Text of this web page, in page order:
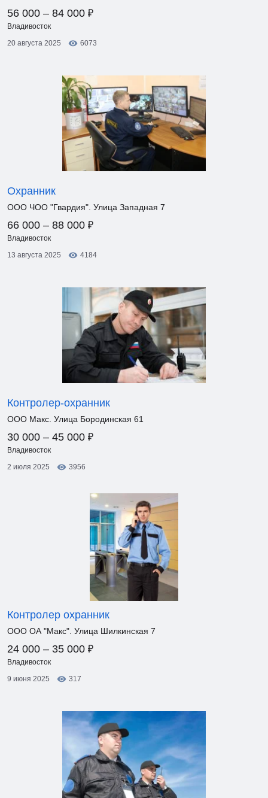
56 000 – 84 000 ₽
Владивосток
20 августа 2025
6073
Охранник
ООО ЧОО "Гвардия". Улица Западная 7
66 000 – 88 000 ₽
Владивосток
13 августа 2025
4184
Контролер-охранник
ООО Макс. Улица Бородинская 61
30 000 – 45 000 ₽
Владивосток
2 июля 2025
3956
Контролер охранник
ООО ОА "Макс". Улица Шилкинская 7
24 000 – 35 000 ₽
Владивосток
9 июня 2025
317